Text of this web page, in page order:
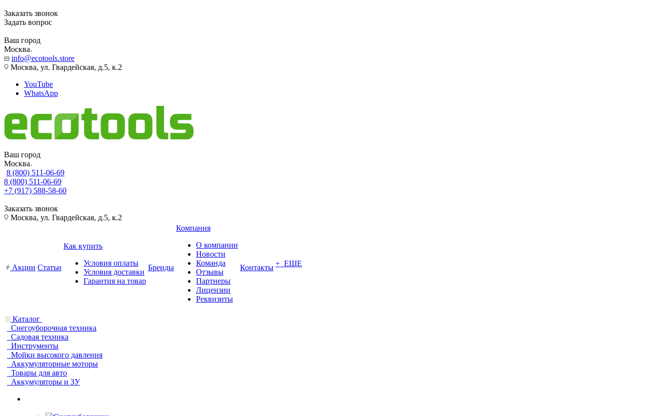
Заказать звонок
Задать вопрос
Ваш город
Москва
info@ecotools.store
Москва, ул. Гвардейская, д.5, к.2
YouTube
WhatsApp
Ваш город
Москва
8 (800) 511-06-69
8 (800) 511-06-69
+7 (917) 588-58-60
Заказать звонок
Москва, ул. Гвардейская, д.5, к.2
Акции Статьи
Как купить
Условия оплаты
Условия доставки
Гарантия на товар
Бренды
Компания
О компании
Новости
Команда
Отзывы
Партнеры
Лицензии
Реквизиты
Контакты + ЕЩЕ
Каталог
Снегоуборочная техника
Садовая техника
Инструменты
Мойки высокого давления
Аккумуляторные моторы
Товары для авто
Аккумуляторы и ЗУ